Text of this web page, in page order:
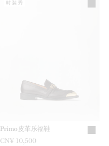
Primo皮革乐福鞋
CN¥ 10,500
时装秀